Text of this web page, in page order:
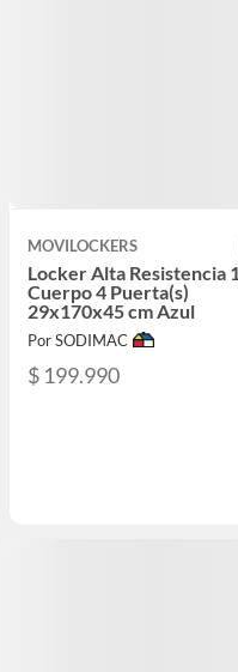
MOVILOCKERS
Locker Alta Resistencia 1
Cuerpo 4 Puerta(s)
29x170x45 cm Azul
Por SODIMAC
$ 199.990